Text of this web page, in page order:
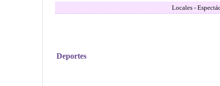
Locales -
Deportes